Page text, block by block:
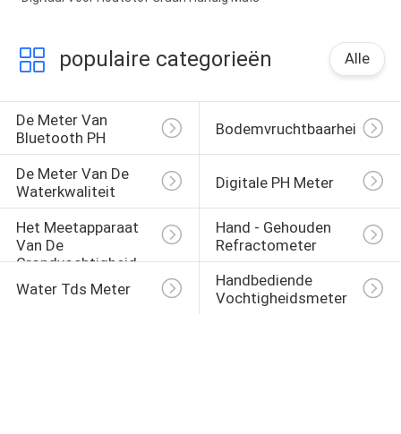
populaire categorieën Alle
De Meter Van
Bluetooth PH
De Meter Van De
Waterkwaliteit
Digitale PH Meter
Het Meetapparaat
Van De
Grondvochtigheid
Hand - Gehouden
Refractometer
Water Tds Meter
Handbediende
Vochtigheidsmeter